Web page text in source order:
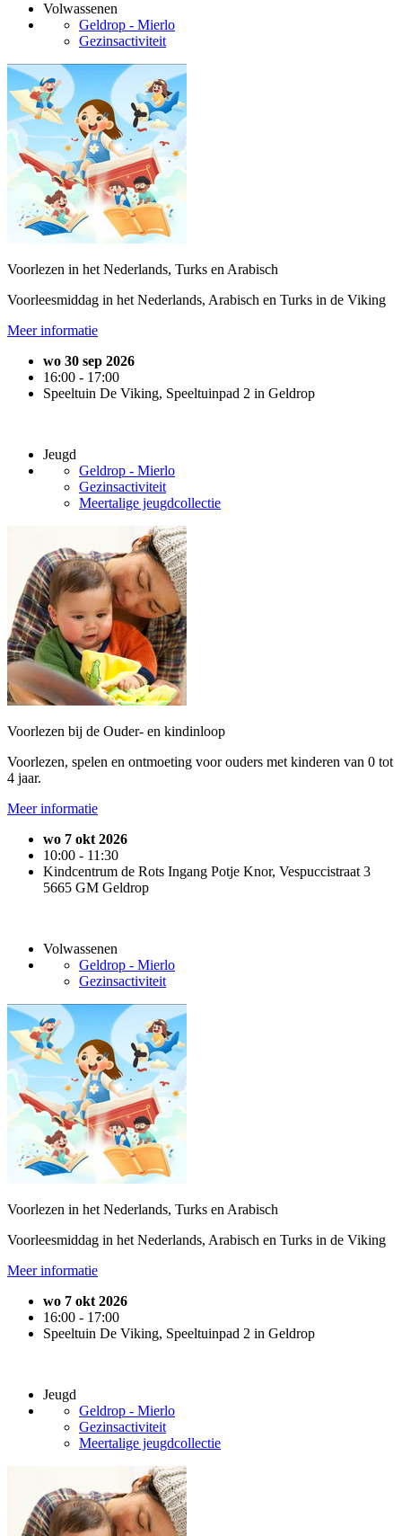
Volwassenen
Geldrop - Mierlo
Gezinsactiviteit
Voorlezen in het Nederlands, Turks en Arabisch
Voorleesmiddag in het Nederlands, Arabisch en Turks in de Viking
Meer informatie
wo 30 sep 2026
16:00 - 17:00
Speeltuin De Viking, Speeltuinpad 2 in Geldrop
Jeugd
Geldrop - Mierlo
Gezinsactiviteit
Meertalige jeugdcollectie
Voorlezen bij de Ouder- en kindinloop
Voorlezen, spelen en ontmoeting voor ouders met kinderen van 0 tot
4 jaar.
Meer informatie
wo 7 okt 2026
10:00 - 11:30
Kindcentrum de Rots Ingang Potje Knor, Vespuccistraat 3
5665 GM Geldrop
Volwassenen
Geldrop - Mierlo
Gezinsactiviteit
Voorlezen in het Nederlands, Turks en Arabisch
Voorleesmiddag in het Nederlands, Arabisch en Turks in de Viking
Meer informatie
wo 7 okt 2026
16:00 - 17:00
Speeltuin De Viking, Speeltuinpad 2 in Geldrop
Jeugd
Geldrop - Mierlo
Gezinsactiviteit
Meertalige jeugdcollectie